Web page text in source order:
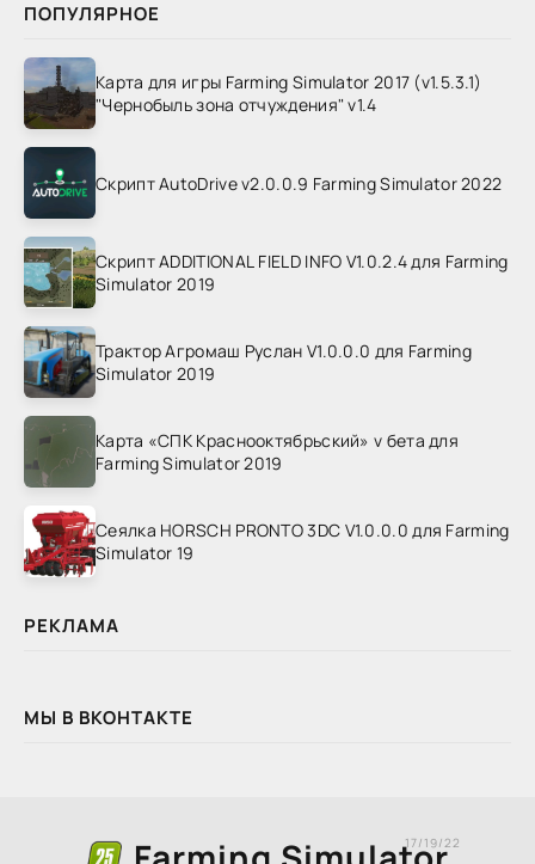
ПОПУЛЯРНОЕ
Карта для игры Farming Simulator 2017 (v1.5.3.1)
"Чернобыль зона отчуждения" v1.4
Скрипт AutoDrive v2.0.0.9 Farming Simulator 2022
Скрипт ADDITIONAL FIELD INFO V1.0.2.4 для Farming
Simulator 2019
Трактор Агромаш Руслан V1.0.0.0 для Farming
Simulator 2019
Карта «СПК Краснооктябрьский» v бета для
Farming Simulator 2019
Сеялка HORSCH PRONTO 3DC V1.0.0.0 для Farming
Simulator 19
РЕКЛАМА
МЫ В ВКОНТАКТЕ
17/19/22